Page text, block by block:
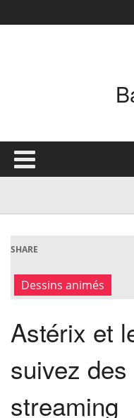
SHARE
Dessins animés
Astérix et
suivez
streaming